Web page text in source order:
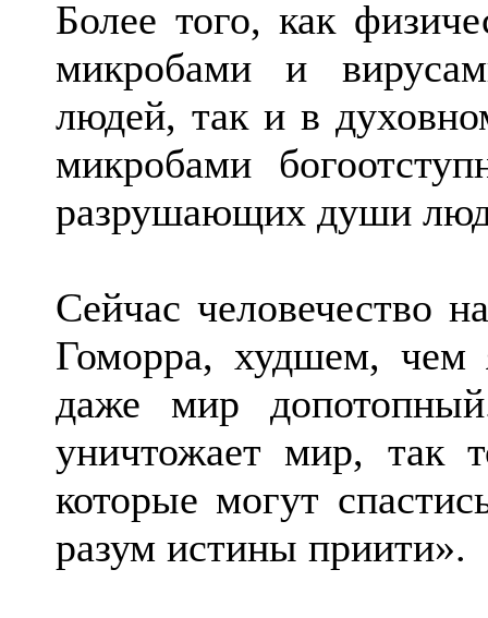
Более того, как
микробами и
людей, так и в
микробами
разрушающих души
Сейчас человечество
Гоморра, худшем,
даже мир
уничтожает мир, так
которые могут
разум истины приити».